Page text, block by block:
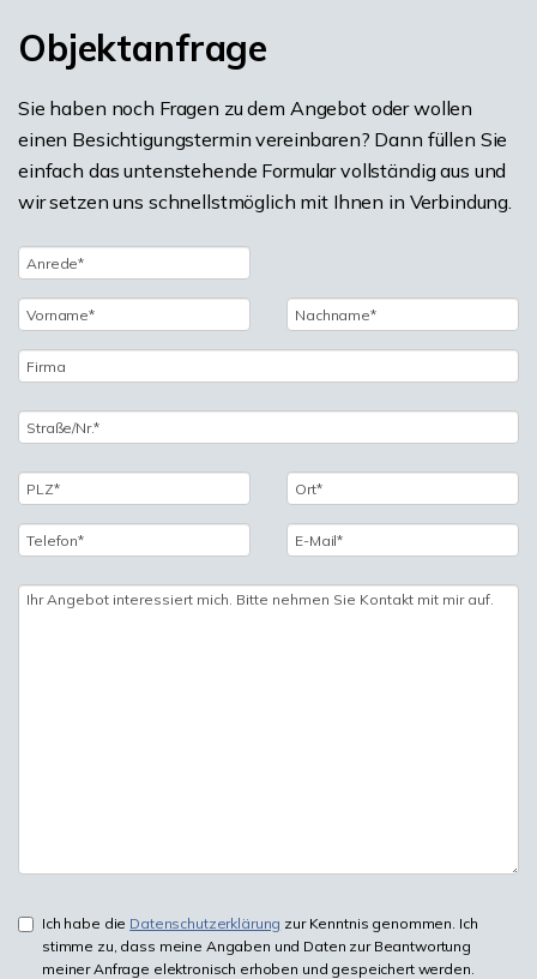
Objektanfrage
Sie haben noch Fragen zu dem Angebot oder wollen
einen Besichtigungstermin vereinbaren? Dann füllen Sie
einfach das untenstehende Formular vollständig aus und
wir setzen uns schnellstmöglich mit Ihnen in Verbindung.
Ich habe die Datenschutzerklärung zur Kenntnis genommen. Ich
stimme zu, dass meine Angaben und Daten zur Beantwortung
meiner Anfrage elektronisch erhoben und gespeichert werden.